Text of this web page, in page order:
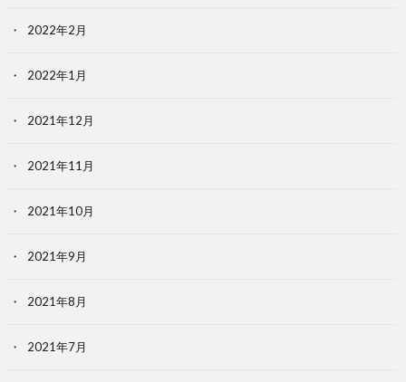
2022年2月
2022年1月
2021年12月
2021年11月
2021年10月
2021年9月
2021年8月
2021年7月